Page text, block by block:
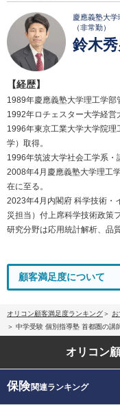
慶應義塾大
（非常勤）
鈴木
【経歴】
1989年慶應義塾大学理工学部
1992年ロチェスター大学経営
1996年東京工業大学大学院
学）取得。
1996年筑波大学社会工学系・
2008年4月慶應義塾大学理工
在に至る。
2023年4月内閣府 科学技術・
災担当）付上席科学技術政策
研究分野は応用統計解析、品
顧客満足度について
オリコン顧客満足度ランキング
中学受験 個別指導塾 首都圏の講
オリコン
保険関連ランキング